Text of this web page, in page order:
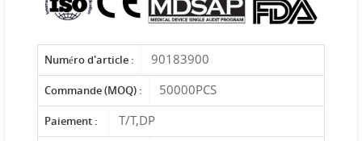
Numéro d'article : 90183900
Commande (MOQ) : 50000PCS
Paiement : T/T,DP